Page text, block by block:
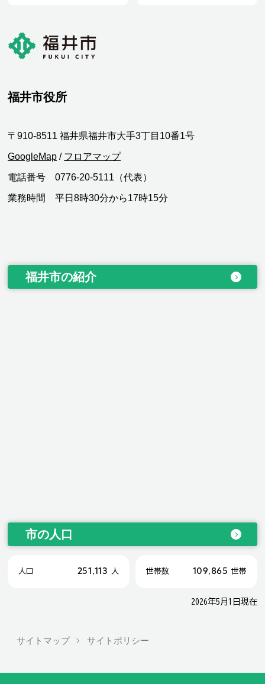
福井市役所
〒910-8511 福井県福井市大手3丁目10番1号
GoogleMap / フロアマップ
電話番号 0776-20-5111（代表）
業務時間 平日8時30分から17時15分
福井市の紹介
市の人口
人口 251,113 人 世帯数 109,865 世帯
2026年5月1日現在
サイトマップ サイトポリシー